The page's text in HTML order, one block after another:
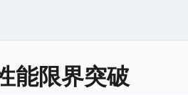
能限界突破